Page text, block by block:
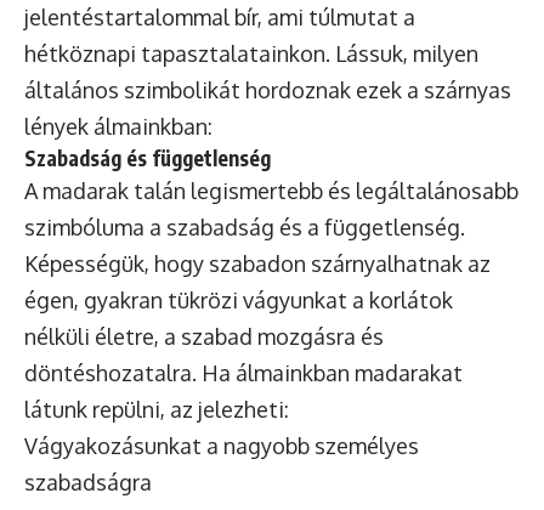
jelentéstartalommal bír, ami túlmutat a
hétköznapi tapasztalatainkon. Lássuk, milyen
általános szimbolikát hordoznak ezek a szárnyas
lények álmainkban:
Szabadság és függetlenség
A madarak talán legismertebb és legáltalánosabb
szimbóluma a szabadság és a függetlenség.
Képességük, hogy szabadon szárnyalhatnak az
égen, gyakran tükrözi vágyunkat a korlátok
nélküli életre, a szabad mozgásra és
döntéshozatalra. Ha álmainkban madarakat
látunk repülni, az jelezheti:
Vágyakozásunkat a nagyobb személyes
szabadságra